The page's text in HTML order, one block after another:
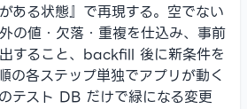
ある状態』で再現する。空でない
の値・欠落・重複を仕込み、事前
すること、backfill 後に新条件を
の各ステップ単独でアプリが動く
テスト DB だけで緑になる変更